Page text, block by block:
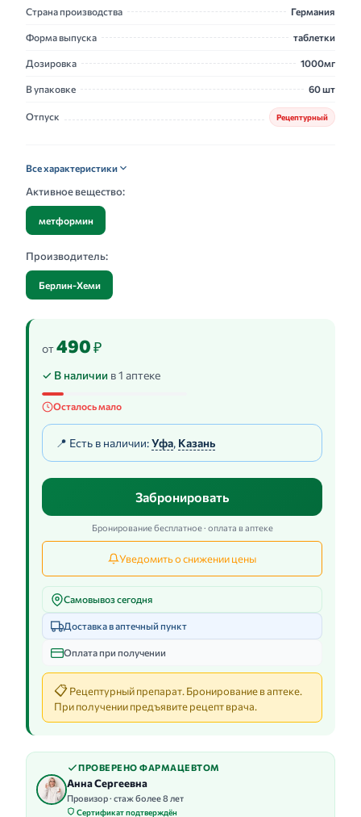
Страна производства Германия
Форма выпуска таблетки
Дозировка 1000мг
В упаковке 60 шт
Отпуск Рецептурный
Все характеристики
Активное вещество:
метформин
Производитель:
Берлин-Хеми
от490₽
✓ В наличии в 1 аптеке
Осталось мало
📍 Есть в наличии:Уфа, Казань
Забронировать
Бронирование бесплатное · оплата в аптеке
Уведомить о снижении цены
Самовывоз сегодня
Доставка в аптечный пункт
Оплата при получении
📋Рецептурный препарат. Бронирование в аптеке.
При получении предъявите рецепт врача.
ПРОВЕРЕНО ФАРМАЦЕВТОМ
Анна Сергеевна
Провизор · стаж более 8 лет
Сертификат подтверждён